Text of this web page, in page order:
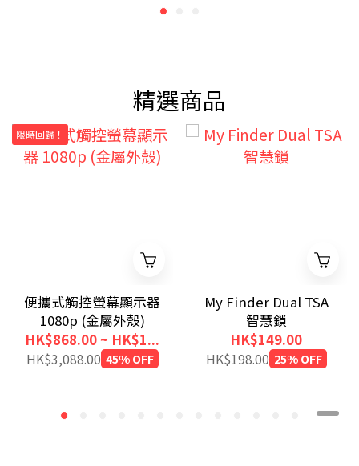
精選商品
限時回歸！
便攜式觸控螢幕顯示器
1080p (金屬外殼)
HK$868.00 ~ HK$1...
HK$3,088.00 45% OFF
My Finder Dual TSA
智慧鎖
HK$149.00
HK$198.00 25% OFF